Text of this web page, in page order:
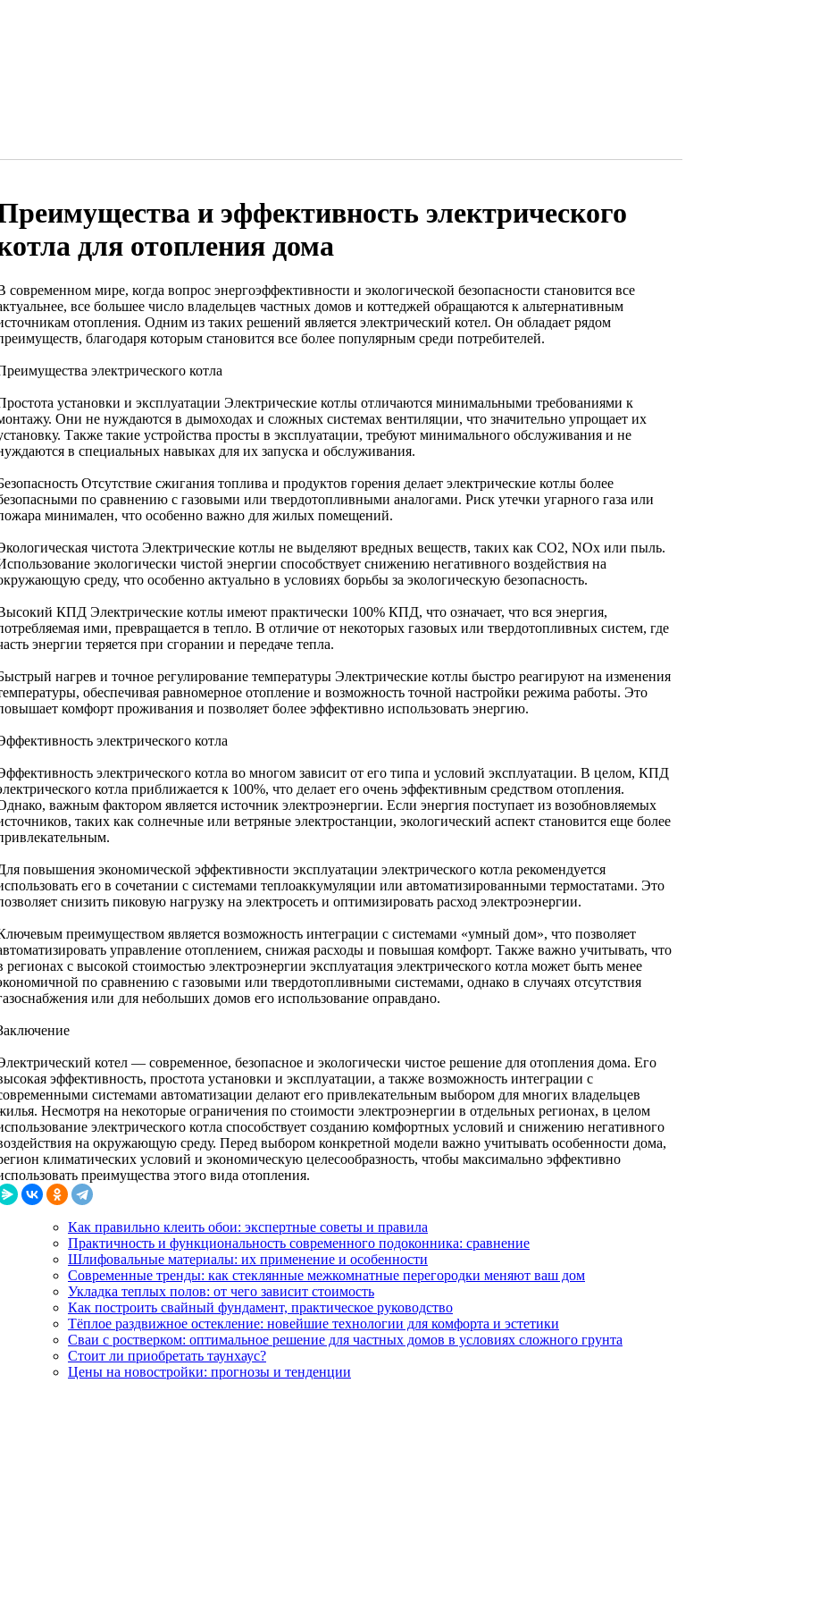
и эффективность электрического
для отопления дома
современном мире, когда вопрос энергоэффективности и экологической безопасности становится все
все большее число владельцев частных домов и коттеджей обращаются к альтернативным
отопления. Одним из таких решений является электрический котел. Он обладает рядом
благодаря которым становится все более популярным среди потребителей.
электрического котла
установки и эксплуатации Электрические котлы отличаются минимальными требованиями к
Они не нуждаются в дымоходах и сложных системах вентиляции, что значительно упрощает их
Также такие устройства просты в эксплуатации, требуют минимального обслуживания и не
в специальных навыках для их запуска и обслуживания.
Отсутствие сжигания топлива и продуктов горения делает электрические котлы более
по сравнению с газовыми или твердотопливными аналогами. Риск утечки угарного газа или
минимален, что особенно важно для жилых помещений.
чистота Электрические котлы не выделяют вредных веществ, таких как CO2, NOx или пыль.
экологически чистой энергии способствует снижению негативного воздействия на
среду, что особенно актуально в условиях борьбы за экологическую безопасность.
КПД Электрические котлы имеют практически 100% КПД, что означает, что вся энергия,
ими, превращается в тепло. В отличие от некоторых газовых или твердотопливных систем, где
энергии теряется при сгорании и передаче тепла.
нагрев и точное регулирование температуры Электрические котлы быстро реагируют на изменения
обеспечивая равномерное отопление и возможность точной настройки режима работы. Это
комфорт проживания и позволяет более эффективно использовать энергию.
электрического котла
электрического котла во многом зависит от его типа и условий эксплуатации. В целом, КПД
котла приближается к 100%, что делает его очень эффективным средством отопления.
важным фактором является источник электроэнергии. Если энергия поступает из возобновляемых
таких как солнечные или ветряные электростанции, экологический аспект становится еще более
повышения экономической эффективности эксплуатации электрического котла рекомендуется
его в сочетании с системами теплоаккумуляции или автоматизированными термостатами. Это
снизить пиковую нагрузку на электросеть и оптимизировать расход электроэнергии.
преимуществом является возможность интеграции с системами «умный дом», что позволяет
управление отоплением, снижая расходы и повышая комфорт. Также важно учитывать, что
регионах с высокой стоимостью электроэнергии эксплуатация электрического котла может быть менее
по сравнению с газовыми или твердотопливными системами, однако в случаях отсутствия
или для небольших домов его использование оправдано.
котел — современное, безопасное и экологически чистое решение для отопления дома. Его
эффективность, простота установки и эксплуатации, а также возможность интеграции с
системами автоматизации делают его привлекательным выбором для многих владельцев
Несмотря на некоторые ограничения по стоимости электроэнергии в отдельных регионах, в целом
электрического котла способствует созданию комфортных условий и снижению негативного
на окружающую среду. Перед выбором конкретной модели важно учитывать особенности дома,
климатических условий и экономическую целесообразность, чтобы максимально эффективно
преимущества этого вида отопления.
Как правильно клеить обои: экспертные советы и правила
Практичность и функциональность современного подоконника: сравнение
Шлифовальные материалы: их применение и особенности
Современные тренды: как стеклянные межкомнатные перегородки меняют ваш дом
Укладка теплых полов: от чего зависит стоимость
Как построить свайный фундамент, практическое руководство
Тёплое раздвижное остекление: новейшие технологии для комфорта и эстетики
Сваи с ростверком: оптимальное решение для частных домов в условиях сложного грунта
Стоит ли приобретать таунхаус?
Цены на новостройки: прогнозы и тенденции